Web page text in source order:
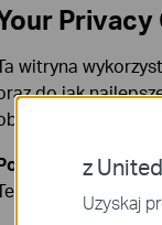
z
Uzyskaj
Privacy
witryna
do jak
plików
pliki cookies